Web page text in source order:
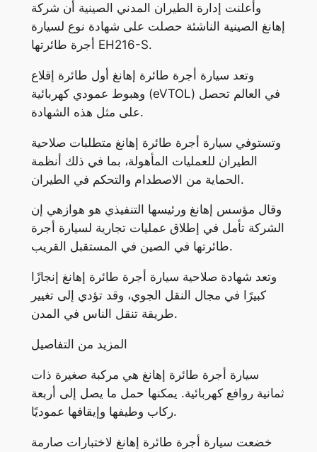
وأعلنت إدارة الطيران المدني الصينية أن شركة
إهانغ الصينية الناشئة حصلت على شهادة نوع لسيارة
أجرة طائرتها EH216-S.
وتعد سيارة أجرة طائرة إهانغ أول طائرة إقلاع
وهبوط عمودي كهربائية (eVTOL) في العالم تحصل
على مثل هذه الشهادة.
وتستوفي سيارة أجرة طائرة إهانغ متطلبات صلاحية
الطيران للعمليات المأهولة، بما في ذلك أنظمة
الحماية من الاصطدام والتحكم في الطيران.
وقال مؤسس إهانغ ورئيسها التنفيذي هو هوازهي إن
الشركة تأمل في إطلاق عمليات تجارية لسيارة أجرة
طائرتها في الصين في المستقبل القريب.
وتعد شهادة صلاحية سيارة أجرة طائرة إهانغ إنجازًا
كبيرًا في مجال النقل الجوي، وقد تؤدي إلى تغيير
طريقة تنقل الناس في المدن.
المزيد من التفاصيل
سيارة أجرة طائرة إهانغ هي مركبة صغيرة ذات
ثمانية روافع كهربائية. يمكنها حمل ما يصل إلى أربعة
ركاب وطيفها وإيقافها عموديًا.
خضعت سيارة أجرة طائرة إهانغ لاختبارات صارمة